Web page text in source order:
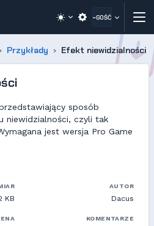
~GOŚĆ
Przykłady Efekt niewidzialności
sposób
niewidzialności, czyli tak
jest wersja Pro Game
KB
AUTOR
Dacus
KOMENTARZE